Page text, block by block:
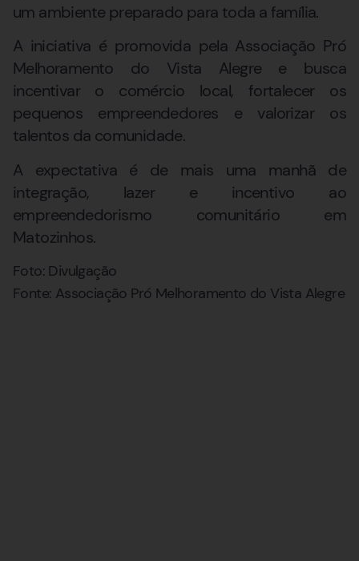
um ambiente preparado para toda a família.
A iniciativa é promovida pela Associação Pró
Melhoramento do Vista Alegre e busca
incentivar o comércio local, fortalecer os
pequenos empreendedores e valorizar os
talentos da comunidade.
A expectativa é de mais uma manhã de
integração, lazer e incentivo ao
empreendedorismo comunitário em
Matozinhos.
Foto: Divulgação
Fonte: Associação Pró Melhoramento do Vista Alegre